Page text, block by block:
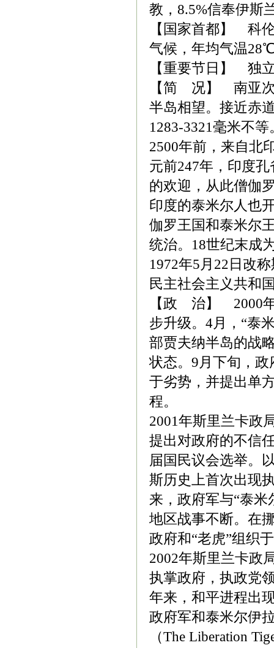
教，8.5%信奉伊斯
【国家首都】 科
气候，年均气温
【重要节日】 独
【简 况】 南亚次
半岛相望。接近赤
1283-3321毫米不
2500年前，来自北
元前247年，印度
的欢迎，从此僧伽
印度的泰米尔人也
伽罗王国和泰米尔
统治。18世纪末成
1972年5月22日改
民主社会主义共和
【政 治】 2000
步升级。4月，“泰
部贾夫纳半岛的战
状态。9月下旬，政
于劣势，并提出单
程。
2001年斯里兰卡政
提出对政府的不信
届国民议会选举。
斯历史上首次出现
来，政府军与“泰米
地区战事不断。在
政府和“老虎”组织
2002年斯里兰卡政
执掌政府，执政党
年来，和平进程出
政府军和泰米尔伊
（The Liberation